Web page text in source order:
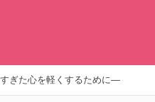
ぎた心を軽くするために―